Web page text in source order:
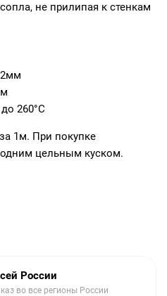
не прилипая к стенкам
2мм
260°С
1м. При покупке
цельным куском.
России
во все регионы России